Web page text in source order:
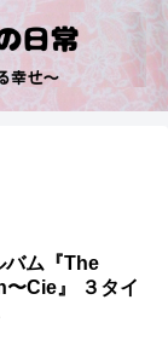
バム『The
〜Cie』 ３タイ